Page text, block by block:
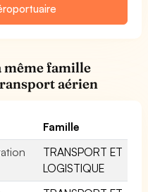
même famille
aérien
Famille
TRANSPORT ET
LOGISTIQUE